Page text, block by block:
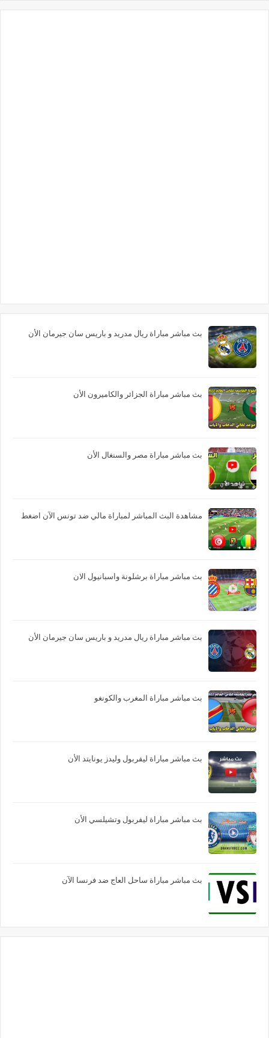
بث مباشر مباراة ريال مدريد و باريس سان جيرمان الأن
بث مباشر مباراة الجزائر والكاميرون الأن
بث مباشر مباراة مصر والسنغال الأن
مشاهدة البث المباشر لمباراة مالي ضد تونس الآن اضغط
بث مباشر مباراة برشلونة واسبانيول الان
بث مباشر مباراة ريال مدريد و باريس سان جيرمان الأن
بث مباشر مباراة المغرب والكونغو
بث مباشر مباراة ليفربول وليدز يونايتد الأن
بث مباشر مباراة ليفربول وتشيلسي الأن
بث مباشر مباراة ساحل العاج ضد فرنسا الآن